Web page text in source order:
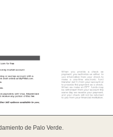
de Palo Verde.